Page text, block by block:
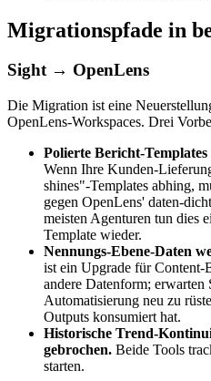
Migrationspfade in
Sight → OpenLens
Die Migration ist eine
OpenLens-Workspaces. Drei
Polierte Bericht-
Wenn Ihre Kunden-
shines"-Templates abhing,
gegen OpenLens' daten-
meisten Agenturen tun dies
Template wieder.
Nennungs-Ebene-Daten
ist ein Upgrade für
andere Datenform; erwarten
Automatisierung neu zu
Outputs konsumiert hat.
Historische Trend-
gebrochen. Beide Tools
starten.